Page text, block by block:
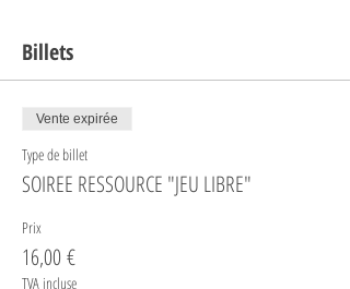
Billets
Vente expirée
Type de billet
SOIREE RESSOURCE "JEU LIBRE"
Prix
16,00 €
TVA incluse